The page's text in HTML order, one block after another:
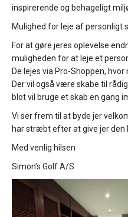
inspirerende og behageligt
Mulighed for leje af personligt
For at gøre jeres oplevelse
muligheden for at leje et
De lejes via Pro-Shoppen,
Der vil også være skabe til
blot vil bruge et skab en gang
Vi ser frem til at byde jer
har stræbt efter at give jer den
Med venlig hilsen
Simon’s Golf A/S